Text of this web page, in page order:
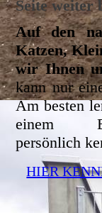
Seite weiter
Auf den
Katzen,
wir Ihnen
kann nur
Am besten
einem
persönlich
HIER